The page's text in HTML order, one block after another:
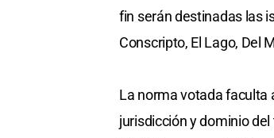
fin serán destinadas las
Conscripto, El Lago, Del
La norma votada faculta
jurisdicción y dominio